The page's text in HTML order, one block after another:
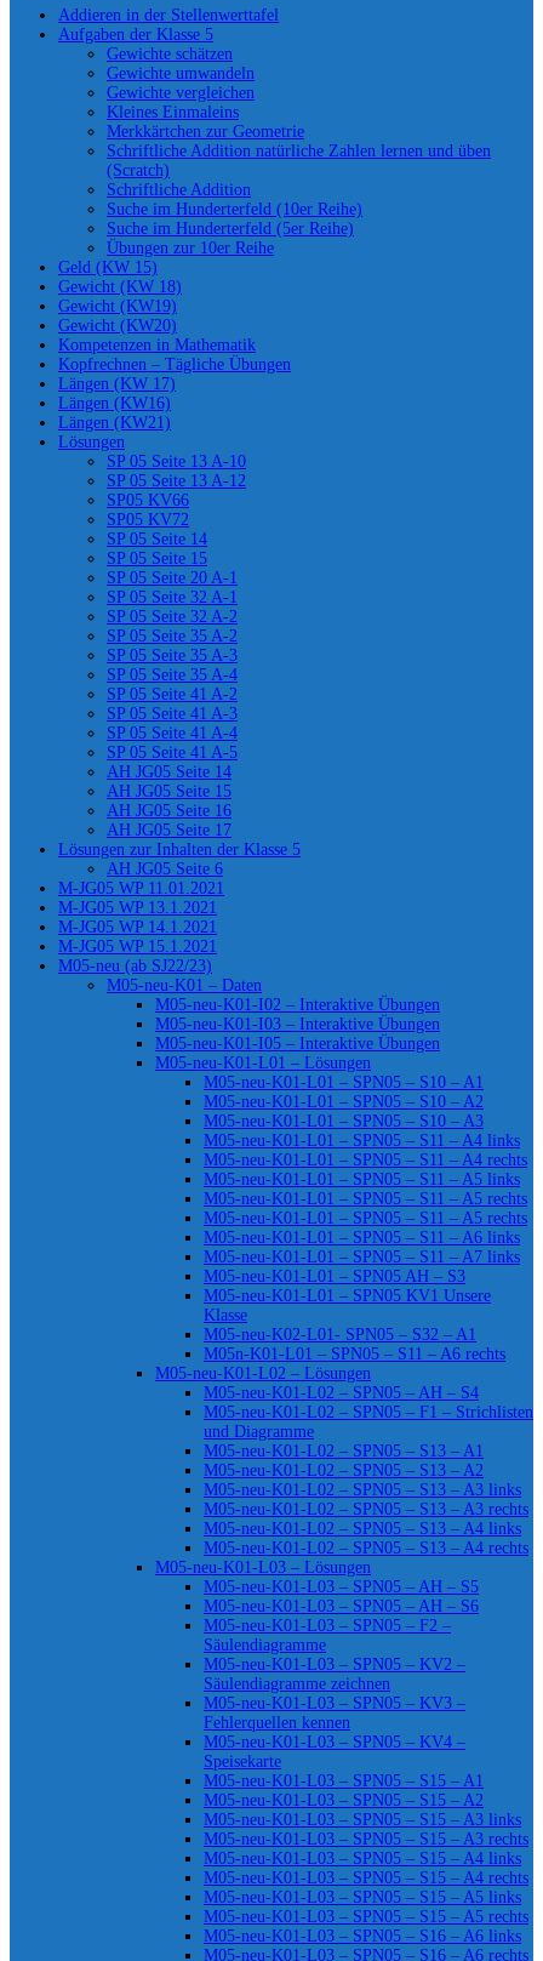
Addieren in der Stellenwerttafel
Aufgaben der Klasse 5
Gewichte schätzen
Gewichte umwandeln
Gewichte vergleichen
Kleines Einmaleins
Merkkärtchen zur Geometrie
Schriftliche Addition natürliche Zahlen lernen und üben
(Scratch)
Schriftliche Addition
Suche im Hunderterfeld (10er Reihe)
Suche im Hunderterfeld (5er Reihe)
Übungen zur 10er Reihe
Geld (KW 15)
Gewicht (KW 18)
Gewicht (KW19)
Gewicht (KW20)
Kompetenzen in Mathematik
Kopfrechnen – Tägliche Übungen
Längen (KW 17)
Längen (KW16)
Längen (KW21)
Lösungen
SP 05 Seite 13 A-10
SP 05 Seite 13 A-12
SP05 KV66
SP05 KV72
SP 05 Seite 14
SP 05 Seite 15
SP 05 Seite 20 A-1
SP 05 Seite 32 A-1
SP 05 Seite 32 A-2
SP 05 Seite 35 A-2
SP 05 Seite 35 A-3
SP 05 Seite 35 A-4
SP 05 Seite 41 A-2
SP 05 Seite 41 A-3
SP 05 Seite 41 A-4
SP 05 Seite 41 A-5
AH JG05 Seite 14
AH JG05 Seite 15
AH JG05 Seite 16
AH JG05 Seite 17
Lösungen zur Inhalten der Klasse 5
AH JG05 Seite 6
M-JG05 WP 11.01.2021
M-JG05 WP 13.1.2021
M-JG05 WP 14.1.2021
M-JG05 WP 15.1.2021
M05-neu (ab SJ22/23)
M05-neu-K01 – Daten
M05-neu-K01-I02 – Interaktive Übungen
M05-neu-K01-I03 – Interaktive Übungen
M05-neu-K01-I05 – Interaktive Übungen
M05-neu-K01-L01 – Lösungen
M05-neu-K01-L01 – SPN05 – S10 – A1
M05-neu-K01-L01 – SPN05 – S10 – A2
M05-neu-K01-L01 – SPN05 – S10 – A3
M05-neu-K01-L01 – SPN05 – S11 – A4 links
M05-neu-K01-L01 – SPN05 – S11 – A4 rechts
M05-neu-K01-L01 – SPN05 – S11 – A5 links
M05-neu-K01-L01 – SPN05 – S11 – A5 rechts
M05-neu-K01-L01 – SPN05 – S11 – A5 rechts
M05-neu-K01-L01 – SPN05 – S11 – A6 links
M05-neu-K01-L01 – SPN05 – S11 – A7 links
M05-neu-K01-L01 – SPN05 AH – S3
M05-neu-K01-L01 – SPN05 KV1 Unsere
Klasse
M05-neu-K02-L01- SPN05 – S32 – A1
M05n-K01-L01 – SPN05 – S11 – A6 rechts
M05-neu-K01-L02 – Lösungen
M05-neu-K01-L02 – SPN05 – AH – S4
M05-neu-K01-L02 – SPN05 – F1 – Strichlisten
und Diagramme
M05-neu-K01-L02 – SPN05 – S13 – A1
M05-neu-K01-L02 – SPN05 – S13 – A2
M05-neu-K01-L02 – SPN05 – S13 – A3 links
M05-neu-K01-L02 – SPN05 – S13 – A3 rechts
M05-neu-K01-L02 – SPN05 – S13 – A4 links
M05-neu-K01-L02 – SPN05 – S13 – A4 rechts
M05-neu-K01-L03 – Lösungen
M05-neu-K01-L03 – SPN05 – AH – S5
M05-neu-K01-L03 – SPN05 – AH – S6
M05-neu-K01-L03 – SPN05 – F2 –
Säulendiagramme
M05-neu-K01-L03 – SPN05 – KV2 –
Säulendiagramme zeichnen
M05-neu-K01-L03 – SPN05 – KV3 –
Fehlerquellen kennen
M05-neu-K01-L03 – SPN05 – KV4 –
Speisekarte
M05-neu-K01-L03 – SPN05 – S15 – A1
M05-neu-K01-L03 – SPN05 – S15 – A2
M05-neu-K01-L03 – SPN05 – S15 – A3 links
M05-neu-K01-L03 – SPN05 – S15 – A3 rechts
M05-neu-K01-L03 – SPN05 – S15 – A4 links
M05-neu-K01-L03 – SPN05 – S15 – A4 rechts
M05-neu-K01-L03 – SPN05 – S15 – A5 links
M05-neu-K01-L03 – SPN05 – S15 – A5 rechts
M05-neu-K01-L03 – SPN05 – S16 – A6 links
M05-neu-K01-L03 – SPN05 – S16 – A6 rechts